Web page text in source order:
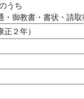
うち
御教書・書状・請取
２年）